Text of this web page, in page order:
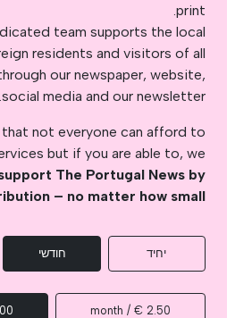
print.
team supports the local
residents and visitors of all
our newspaper, website,
social media and our newsletter.
not everyone can afford to
but if you are able to, we
The Portugal News by
– no matter how small
יחיד חודשי
2.50 € / month
month